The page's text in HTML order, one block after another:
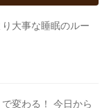
大事な睡眠のルー
変わる！ 今日から